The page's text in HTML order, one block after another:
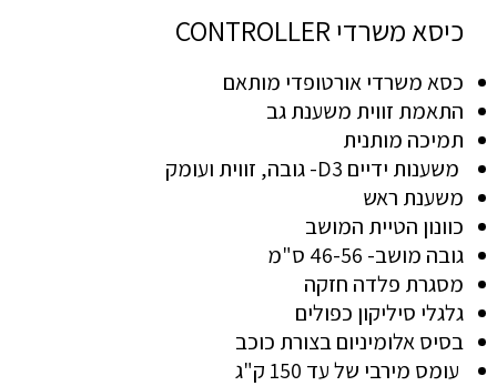
כיסא משרדי CONTROLLER
כסא משרדי אורטופדי מותאם
התאמת זווית משענת גב
תמיכה מותנית
משענות ידיים D3- גובה, זווית ועומק
משענת ראש
כוונון הטיית המושב
גובה מושב- 46-56 ס"מ
מסגרת פלדה חזקה
גלגלי סיליקון כפולים
בסיס אלומיניום בצורת כוכב
עומס מירבי של עד 150 ק"ג